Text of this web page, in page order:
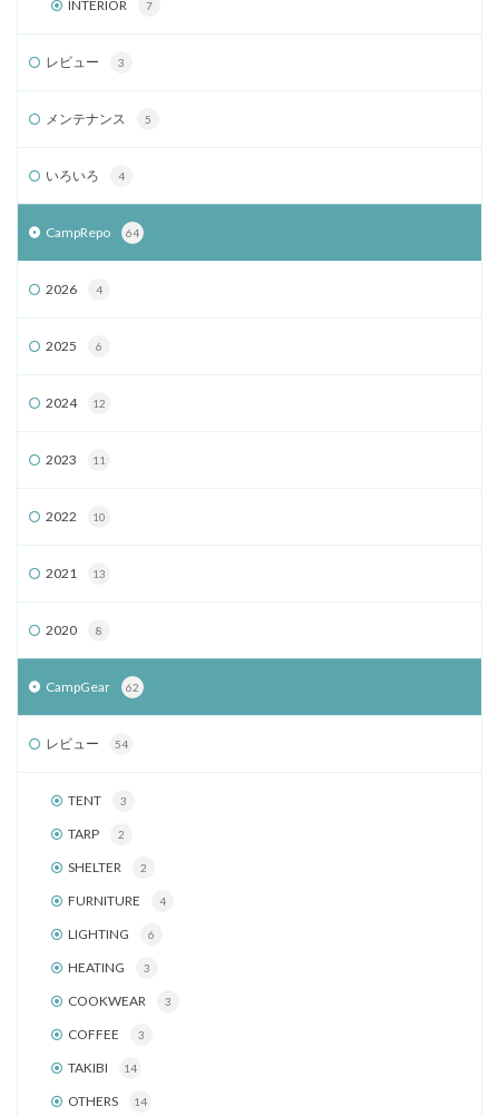
INTERIOR 7
レビュー 3
メンテナンス 5
いろいろ 4
CampRepo 64
2026 4
2025 6
2024 12
2023 11
2022 10
2021 13
2020 8
CampGear 62
レビュー 54
TENT 3
TARP 2
SHELTER 2
FURNITURE 4
LIGHTING 6
HEATING 3
COOKWEAR 3
COFFEE 3
TAKIBI 14
OTHERS 14